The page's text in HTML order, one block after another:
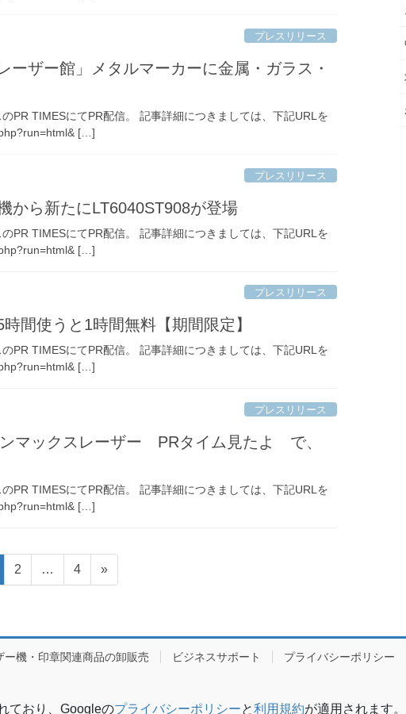
プレスリリース
ーザー館」メタルマーカーに金属・ガラス・
PR TIMESにてPR配信。 記事詳細につきましては、下記URLを
[…]
プレスリリース
ら新たにLT6040ST908が登場
PR TIMESにてPR配信。 記事詳細につきましては、下記URLを
[…]
プレスリリース
間使うと1時間無料【期間限定】
PR TIMESにてPR配信。 記事詳細につきましては、下記URLを
[…]
プレスリリース
ックスレーザー PRタイム見たよ で、
PR TIMESにてPR配信。 記事詳細につきましては、下記URLを
[…]
固
定
ジ
2 …
固
定
ジ
4 »
ー機・印章関連商品の卸販売 ビジネスサポート プライバシーポリシー
ており、Googleのプライバシーポリシーと利用規約が適用されます。